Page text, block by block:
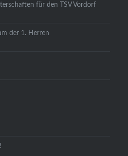
für den TSV Vordorf
der 1. Herren